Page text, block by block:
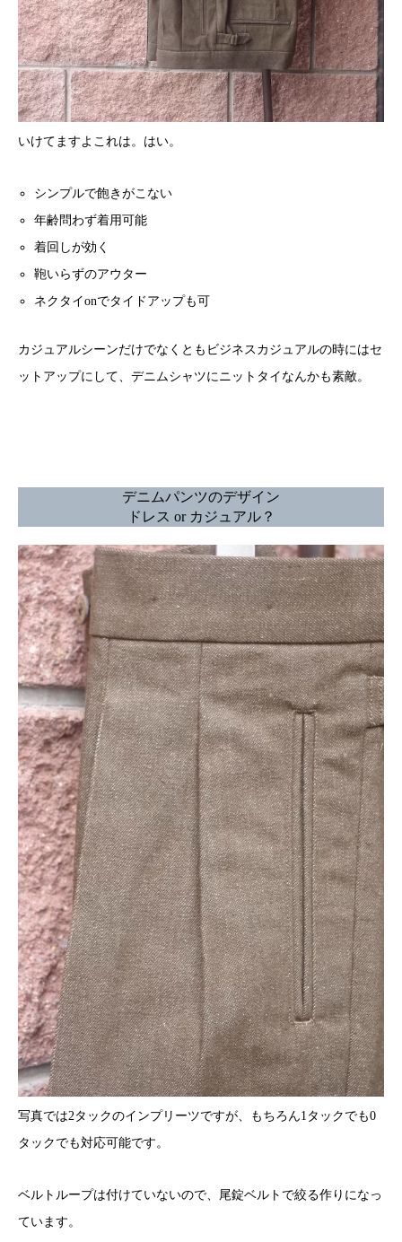
いけてますよこれは。はい。
シンプルで飽きがこない
年齢問わず着用可能
着回しが効く
鞄いらずのアウター
ネクタイonでタイドアップも可
カジュアルシーンだけでなくともビジネスカジュアルの時にはセ
ットアップにして、デニムシャツにニットタイなんかも素敵。
デニムパンツのデザイン
ドレス or カジュアル？
写真では2タックのインプリーツですが、もちろん1タックでも0
タックでも対応可能です。
ベルトループは付けていないので、尾錠ベルトで絞る作りになっ
ています。